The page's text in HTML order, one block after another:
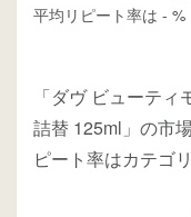
平均リピート率は - %
「ダヴ ビューテ
詰替 125ml」の市
ピート率はカテゴ